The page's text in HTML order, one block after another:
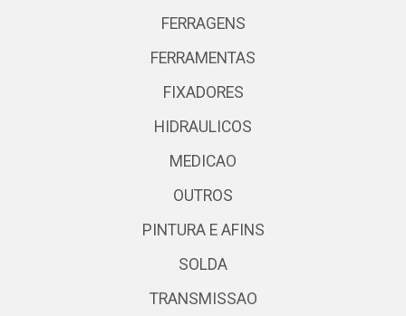
FERRAGENS
FERRAMENTAS
FIXADORES
HIDRAULICOS
MEDICAO
OUTROS
PINTURA E AFINS
SOLDA
TRANSMISSAO